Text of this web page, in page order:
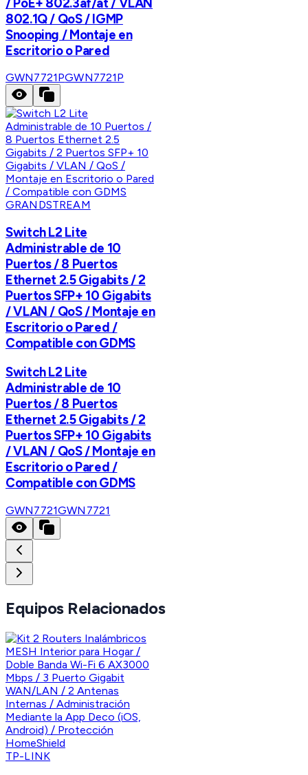
802.1Q / QoS / IGMP
Snooping / Montaje en
Escritorio o Pared
GWN7721PGWN7721P
GRANDSTREAM
Switch L2 Lite
Administrable de 10
Puertos / 8 Puertos
Ethernet 2.5 Gigabits / 2
Puertos SFP+ 10 Gigabits
/ VLAN / QoS / Montaje en
Escritorio o Pared /
Compatible con GDMS
Switch L2 Lite
Administrable de 10
Puertos / 8 Puertos
Ethernet 2.5 Gigabits / 2
Puertos SFP+ 10 Gigabits
/ VLAN / QoS / Montaje en
Escritorio o Pared /
Compatible con GDMS
GWN7721GWN7721
Equipos Relacionados
TP-LINK